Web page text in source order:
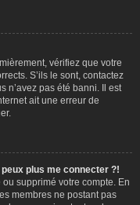
vérifiez que votre
S’ils le sont, contactez
n’avez pas été banni. Il est
ait une erreur de
plus me connecter ?!
supprimé votre compte. En
membres ne postant pas